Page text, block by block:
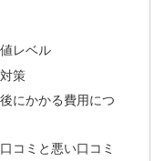
レベル
策
にかかる費用につ
コミと悪い口コミ